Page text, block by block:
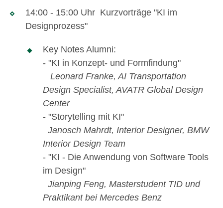
14:00 - 15:00 Uhr Kurzvorträge "KI im
Designprozess"
Key Notes Alumni:
- "KI in Konzept- und Formfindung"
Leonard Franke, AI Transportation
Design Specialist, AVATR Global Design
Center
- "Storytelling mit KI"
Janosch Mahrdt, Interior Designer, BMW
Interior Design Team
- "KI - Die Anwendung von Software Tools
im Design"
Jianping Feng, Masterstudent TID und
Praktikant bei Mercedes Benz